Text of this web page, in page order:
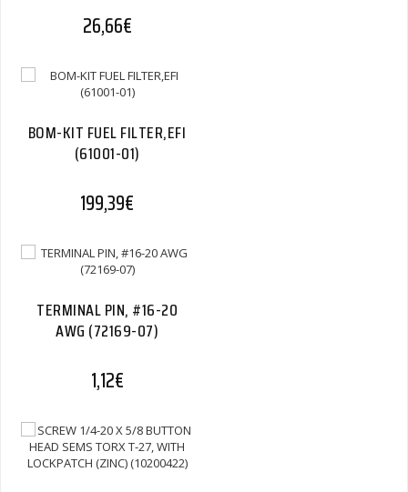
26,66€
BOM-KIT FUEL FILTER,EFI
(61001-01)
199,39€
TERMINAL PIN, #16-20
AWG (72169-07)
1,12€